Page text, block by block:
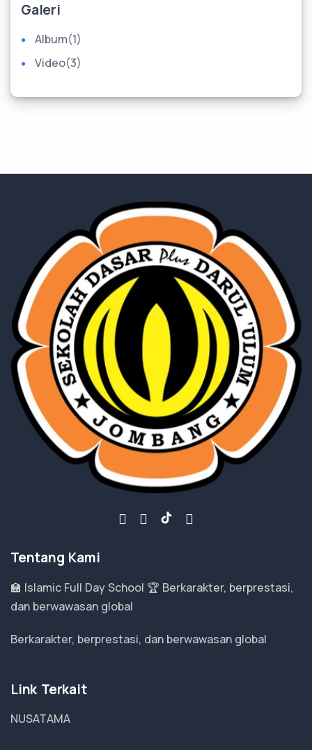
Galeri
Album(1)
Video(3)
Tentang Kami
🏫 Islamic Full Day School 🏆 Berkarakter, berprestasi,
dan berwawasan global
Berkarakter, berprestasi, dan berwawasan global
Link Terkait
NUSATAMA